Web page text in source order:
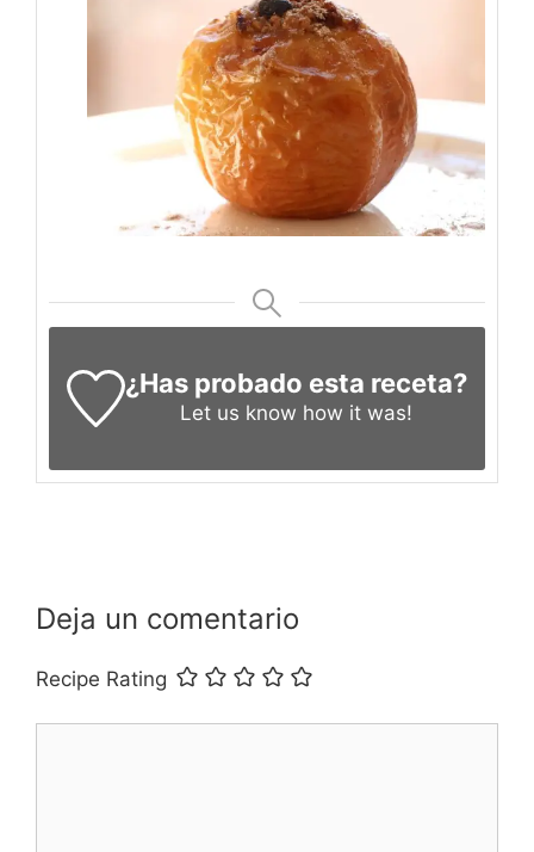
¿Has probado esta receta?
Let us know how it was!
Deja un comentario
Recipe Rating